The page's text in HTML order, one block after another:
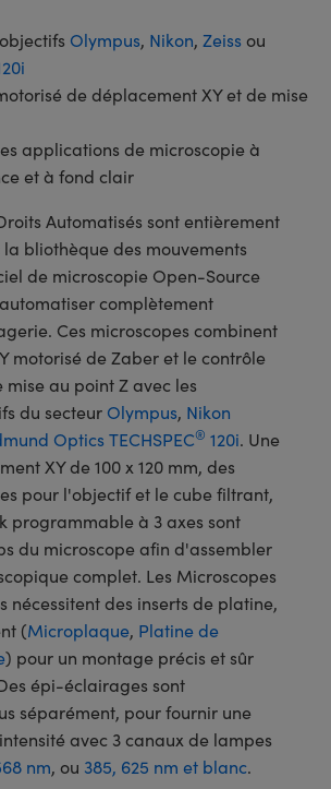
Olympus, Nikon, Zeiss ou
de déplacement XY et de mise
applications de microscopie à
et à fond clair
Automatisés sont entièrement
bliothèque des mouvements
de microscopie Open-Source
complètement
Ces microscopes combinent
motorisé de Zaber et le contrôle
au point Z avec les
du secteur Olympus, Nikon
Optics TECHSPEC® 120i. Une
XY de 100 x 120 mm, des
pour l'objectif et le cube filtrant,
programmable à 3 axes sont
du microscope afin d'assembler
complet. Les Microscopes
nécessitent des inserts de platine,
(Microplaque, Platine de
) pour un montage précis et sûr
épi-éclairages sont
séparément, pour fournir une
avec 3 canaux de lampes
nm, ou 385, 625 nm et blanc.